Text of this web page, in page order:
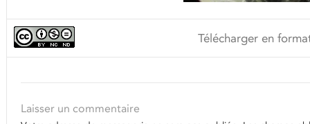
Télécharger en
Laisser un commentaire